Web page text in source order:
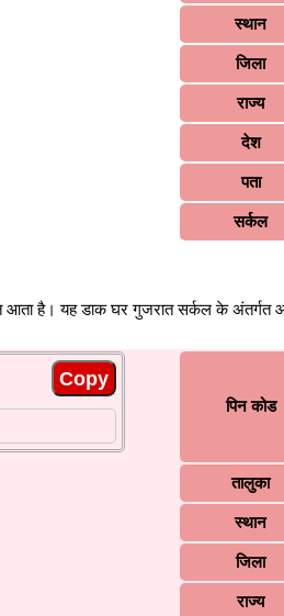
स्थान
जिला
राज्य
देश
पता
सर्कल
आता है। यह डाक घर गुजरात सर्कल के अंतर्गत
पिन कोड
तालुका
स्थान
जिला
राज्य